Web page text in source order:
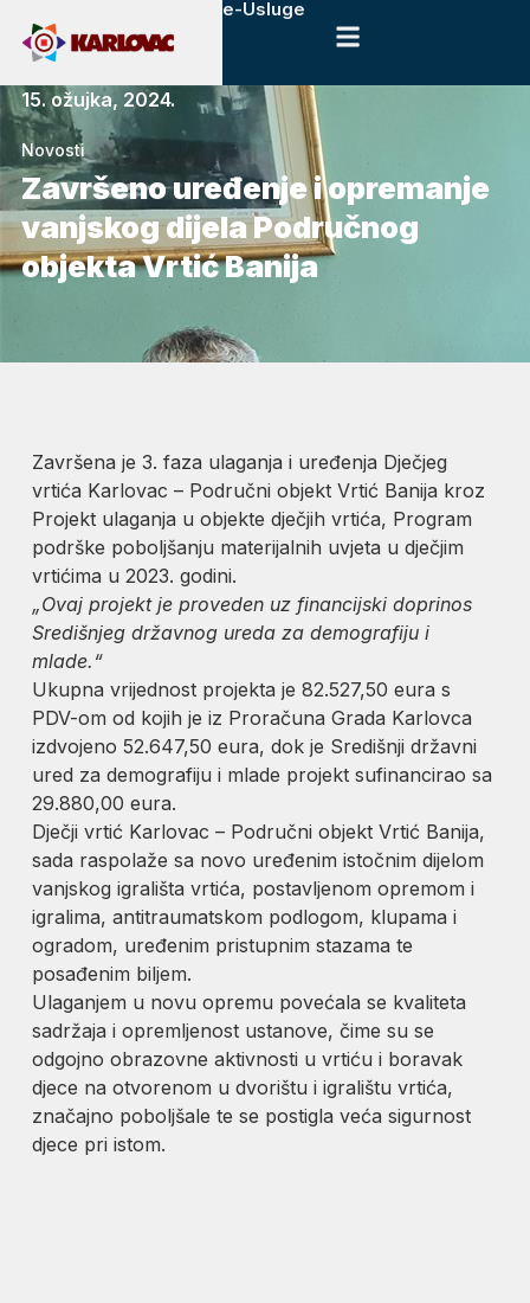
e-Usluge
15. ožujka, 2024.
Novosti
Završeno uređenje i opremanje
vanjskog dijela Područnog
objekta Vrtić Banija
Završena je 3. faza ulaganja i uređenja Dječjeg
vrtića Karlovac – Područni objekt Vrtić Banija kroz
Projekt ulaganja u objekte dječjih vrtića, Program
podrške poboljšanju materijalnih uvjeta u dječjim
vrtićima u 2023. godini.
„Ovaj projekt je proveden uz financijski doprinos
Središnjeg državnog ureda za demografiju i
mlade.“
Ukupna vrijednost projekta je 82.527,50 eura s
PDV-om od kojih je iz Proračuna Grada Karlovca
izdvojeno 52.647,50 eura, dok je Središnji državni
ured za demografiju i mlade projekt sufinancirao sa
29.880,00 eura.
Dječji vrtić Karlovac – Područni objekt Vrtić Banija,
sada raspolaže sa novo uređenim istočnim dijelom
vanjskog igrališta vrtića, postavljenom opremom i
igralima, antitraumatskom podlogom, klupama i
ogradom, uređenim pristupnim stazama te
posađenim biljem.
Ulaganjem u novu opremu povećala se kvaliteta
sadržaja i opremljenost ustanove, čime su se
odgojno obrazovne aktivnosti u vrtiću i boravak
djece na otvorenom u dvorištu i igralištu vrtića,
značajno poboljšale te se postigla veća sigurnost
djece pri istom.